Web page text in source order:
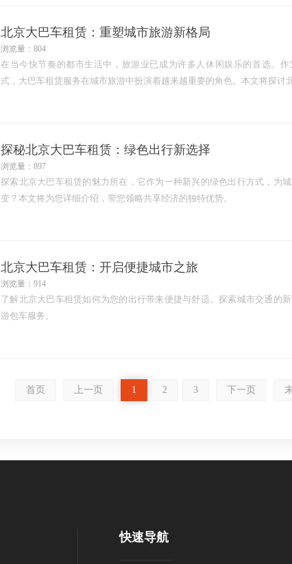
北京大巴车租赁：重塑城市旅游新格局
浏览量：804
在当今快节奏的都市生活中，旅游业已成为许多人休闲娱乐的首选。
式，大巴车租赁服务在城市旅游中扮演着越来越重要的角色。本文将探讨
探秘北京大巴车租赁：绿色出行新选择
浏览量：897
探索北京大巴车租赁的魅力所在，它作为一种新兴的绿色出行方式，为
变？本文将为您详细介绍，带您领略共享经济的独特优势。
北京大巴车租赁：开启便捷城市之旅
浏览量：914
了解北京大巴车租赁如何为您的出行带来便捷与舒适。探索城市交通的
游包车服务。
首页 上一页 1 2 3 下一页
快速导航
AI客服助